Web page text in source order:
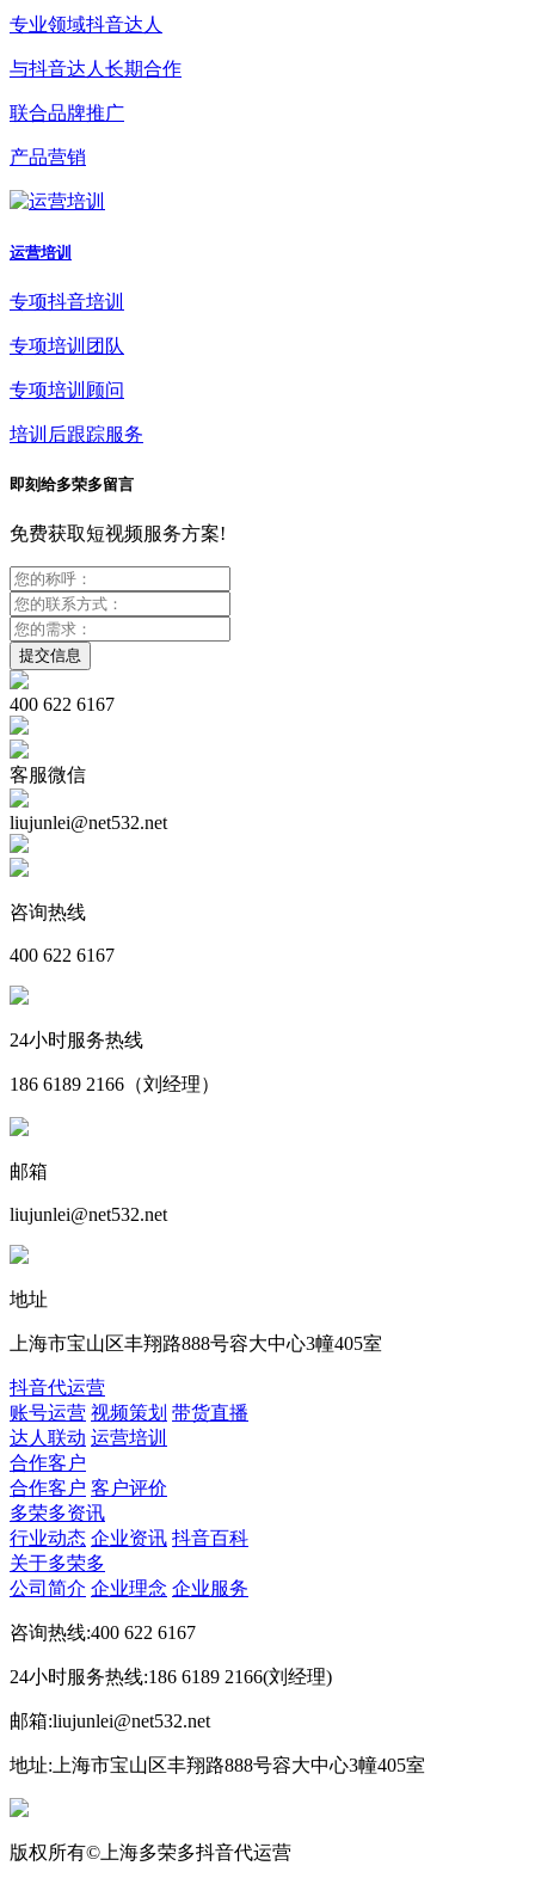
专业领域抖音达人
与抖音达人长期合作
联合品牌推广
产品营销
运营培训
专项抖音培训
专项培训团队
专项培训顾问
培训后跟踪服务
即刻给多荣多留言
免费获取短视频服务方案!
400 622 6167
客服微信
liujunlei@net532.net
咨询热线
400 622 6167
24小时服务热线
186 6189 2166（刘经理）
邮箱
liujunlei@net532.net
地址
上海市宝山区丰翔路888号容大中心3幢405室
抖音代运营
账号运营 视频策划 带货直播
达人联动 运营培训
合作客户
合作客户 客户评价
多荣多资讯
行业动态 企业资讯 抖音百科
关于多荣多
公司简介 企业理念 企业服务
咨询热线:400 622 6167
24小时服务热线:186 6189 2166(刘经理)
邮箱:liujunlei@net532.net
地址:上海市宝山区丰翔路888号容大中心3幢405室
版权所有©上海多荣多抖音代运营